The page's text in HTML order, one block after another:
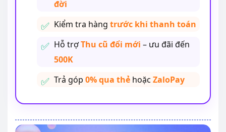
đời
Kiểm tra hàng trước khi thanh toán
Hỗ trợThu cũ đổi mới – ưu đãi đến
500K
Trả góp 0% qua thẻhoặc ZaloPay